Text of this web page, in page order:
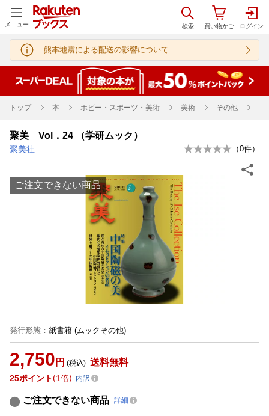
メニュー
熊本地震による配送の影響について
トップ 本 ホビー・スポーツ・美術 美術 その他
聚美 Vol．24 （学研ムック）
聚美社 （0件）
ご注文できない商品
発行形態 ： 紙書籍 (ムックその他)
2,750 円 (税込) 送料無料
25ポイント 1倍 内訳
ご注文できない商品 詳細